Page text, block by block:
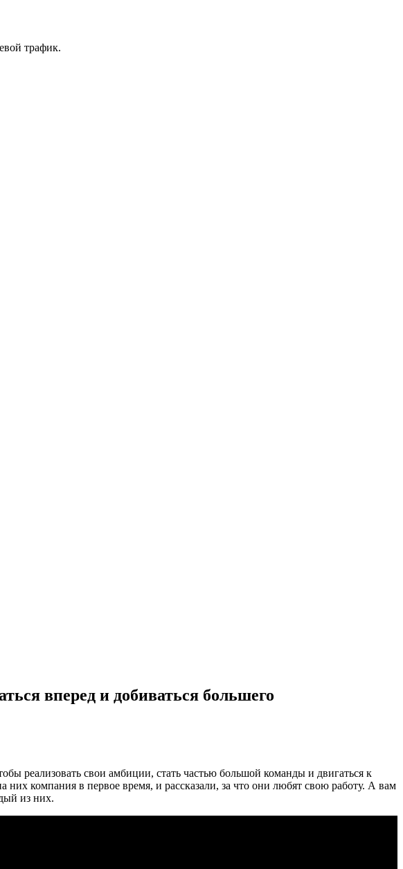
трафик.
вперед и добиваться большего
реализовать свои амбиции, стать частью большой команды и двигаться к
компания в первое время, и рассказали, за что они любят свою работу. А вам
из них.